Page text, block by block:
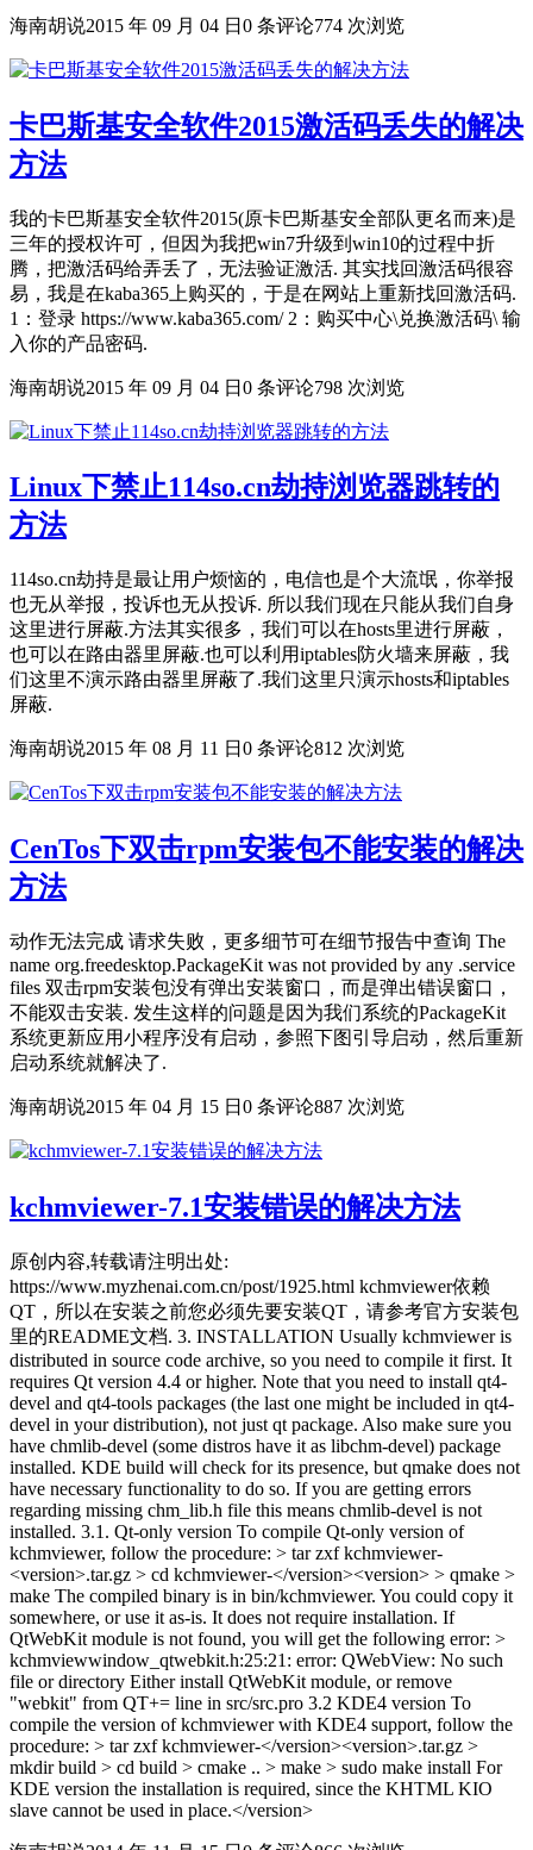
海南胡说2015 年 09 月 04 日 0 条评论774 次浏览
卡巴斯基安全软件2015激活码丢失的解决
方法
我的卡巴斯基安全软件2015(原卡巴斯基安全部队更名而来)是
三年的授权许可，但因为我把win7升级到win10的过程中折
腾，把激活码给弄丢了，无法验证激活. 其实找回激活码很容
易，我是在kaba365上购买的，于是在网站上重新找回激活码.
1：登录 https://www.kaba365.com/ 2：购买中心\兑换激活码\ 输
入你的产品密码.
海南胡说2015 年 09 月 04 日 0 条评论798 次浏览
Linux下禁止114so.cn劫持浏览器跳转的
方法
114so.cn劫持是最让用户烦恼的，电信也是个大流氓，你举报
也无从举报，投诉也无从投诉. 所以我们现在只能从我们自身
这里进行屏蔽.方法其实很多，我们可以在hosts里进行屏蔽，
也可以在路由器里屏蔽.也可以利用iptables防火墙来屏蔽，我
们这里不演示路由器里屏蔽了.我们这里只演示hosts和iptables
屏蔽.
海南胡说2015 年 08 月 11 日 0 条评论812 次浏览
CenTos下双击rpm安装包不能安装的解决
方法
动作无法完成 请求失败，更多细节可在细节报告中查询 The
name org.freedesktop.PackageKit was not provided by any .service
files 双击rpm安装包没有弹出安装窗口，而是弹出错误窗口，
不能双击安装. 发生这样的问题是因为我们系统的PackageKit
系统更新应用小程序没有启动，参照下图引导启动，然后重新
启动系统就解决了.
海南胡说2015 年 04 月 15 日 0 条评论887 次浏览
kchmviewer-7.1安装错误的解决方法
原创内容,转载请注明出处:
https://www.myzhenai.com.cn/post/1925.html kchmviewer依赖
QT，所以在安装之前您必须先要安装QT，请参考官方安装包
里的README文档. 3. INSTALLATION Usually kchmviewer is
distributed in source code archive, so you need to compile it first. It
requires Qt version 4.4 or higher. Note that you need to install qt4-
devel and qt4-tools packages (the last one might be included in qt4-
devel in your distribution), not just qt package. Also make sure you
have chmlib-devel (some distros have it as libchm-devel) package
installed. KDE build will check for its presence, but qmake does not
have necessary functionality to do so. If you are getting errors
regarding missing chm_lib.h file this means chmlib-devel is not
installed. 3.1. Qt-only version To compile Qt-only version of
kchmviewer, follow the procedure: > tar zxf kchmviewer-
<version>.tar.gz > cd kchmviewer-</version><version> > qmake >
make The compiled binary is in bin/kchmviewer. You could copy it
somewhere, or use it as-is. It does not require installation. If
QtWebKit module is not found, you will get the following error: >
kchmviewwindow_qtwebkit.h:25:21: error: QWebView: No such
file or directory Either install QtWebKit module, or remove
"webkit" from QT+= line in src/src.pro 3.2 KDE4 version To
compile the version of kchmviewer with KDE4 support, follow the
procedure: > tar zxf kchmviewer-</version><version>.tar.gz >
mkdir build > cd build > cmake .. > make > sudo make install For
KDE version the installation is required, since the KHTML KIO
slave cannot be used in place.</version>